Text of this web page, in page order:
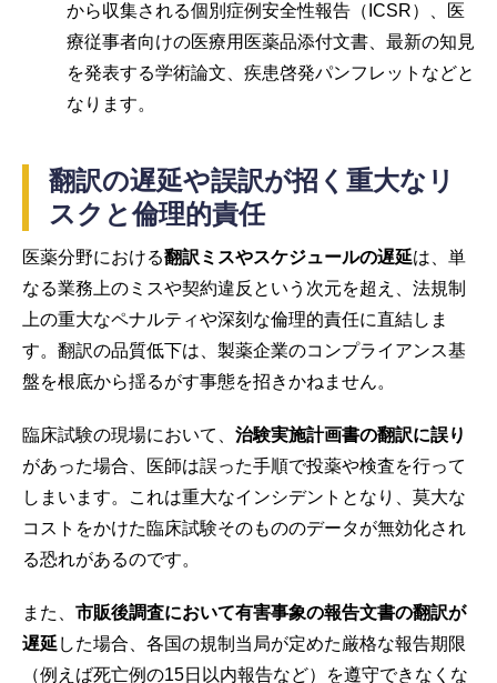
から収集される個別症例安全性報告（ICSR）、医
療従事者向けの医療用医薬品添付文書、最新の知見
を発表する学術論文、疾患啓発パンフレットなどと
なります。
翻訳の遅延や誤訳が招く重大なリ
スクと倫理的責任
医薬分野における翻訳ミスやスケジュールの遅延は、単
なる業務上のミスや契約違反という次元を超え、法規制
上の重大なペナルティや深刻な倫理的責任に直結しま
す。翻訳の品質低下は、製薬企業のコンプライアンス基
盤を根底から揺るがす事態を招きかねません。
臨床試験の現場において、 治験実施計画書の翻訳に誤り
があった場合、医師は誤った手順で投薬や検査を行って
しまいます。これは重大なインシデントとなり、莫大な
コストをかけた臨床試験そのもののデータが無効化され
る恐れがあるのです。
また、 市販後調査において有害事象の報告文書の翻訳が
遅延 した場合、各国の規制当局が定めた厳格な報告期限
（例えば死亡例の15日以内報告など）を遵守できなくな